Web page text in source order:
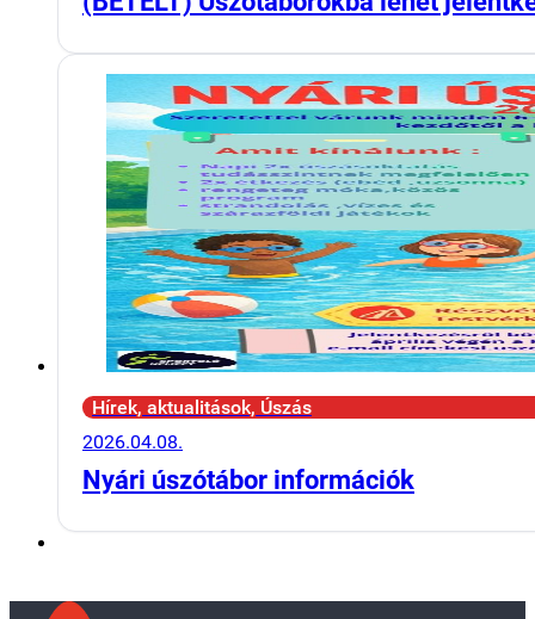
Hírek, aktualitások, Úszás
2026.04.08.
Nyári úszótábor információk